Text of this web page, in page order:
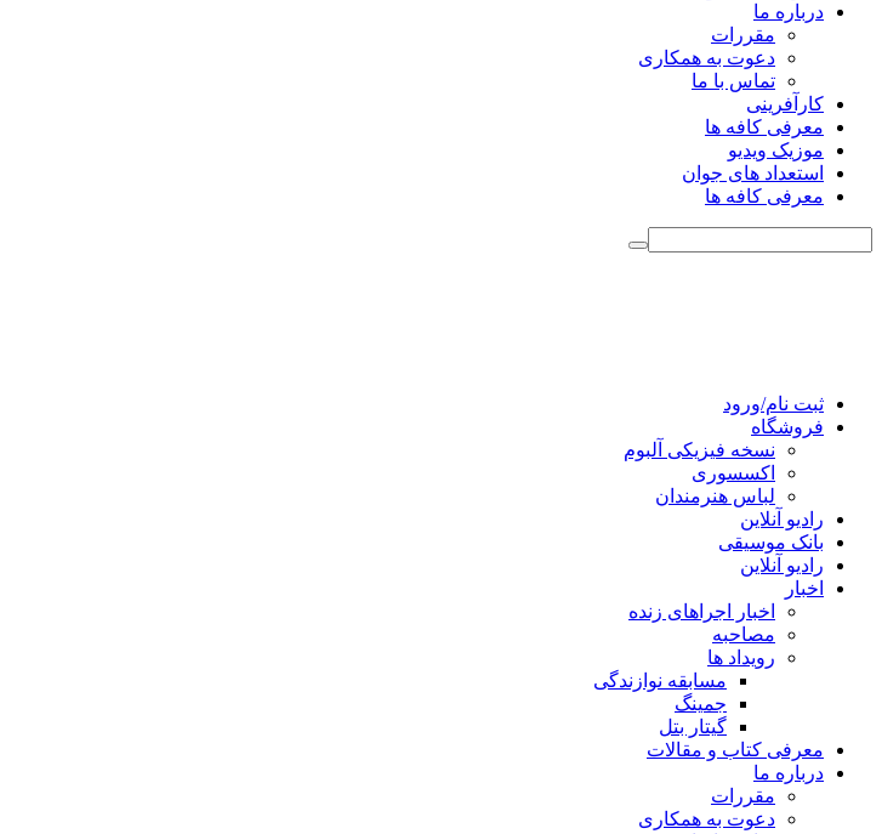
درباره ما
مقررات
دعوت به همکاری
تماس با ما
کارآفرینی
معرفی کافه ها
موزیک ویدیو
استعداد های جوان
معرفی کافه ها
ثبت نام/ورود
فروشگاه
نسخه فیزیکی آلبوم
اکسسوری
لباس هنرمندان
رادیو آنلاین
بانک موسیقی
رادیو آنلاین
اخبار
اخبار اجراهای زنده
مصاحبه
رویداد ها
مسابقه نوازندگی
جمینگ
گیتار بتل
معرفی کتاب و مقالات
درباره ما
مقررات
دعوت به همکاری